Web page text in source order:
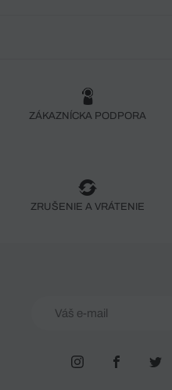
ZÁKAZNÍCKA PODPORA
ZRUŠENIE A VRÁTENIE